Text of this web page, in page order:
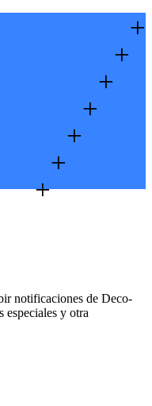
+
+
+
+
+
+
+
notificaciones de Deco-
especiales y otra